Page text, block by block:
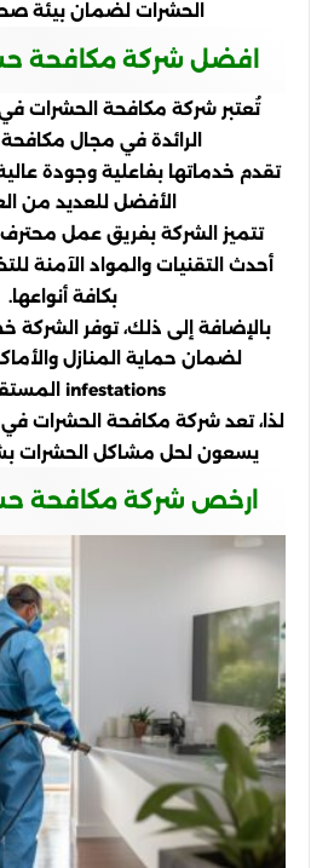
الحشرات لضمان بيئة
افضل شركة مكافحة
تُعتبر شركة مكافحة الحشرات
الرائدة في مجال
تقدم خدماتها بفاعلية وجودة
الأفضل للعديد من
تتميز الشركة بفريق عمل
أحدث التقنيات والمواد الآمنة
بكافة أنواعها.
بالإضافة إلى ذلك، توفر الشركة
لضمان حماية المنازل
infestations المستقبلية.
لذا، تعد شركة مكافحة الحشرات في
يسعون لحل مشاكل الحشرات
ارخص شركة مكافحة